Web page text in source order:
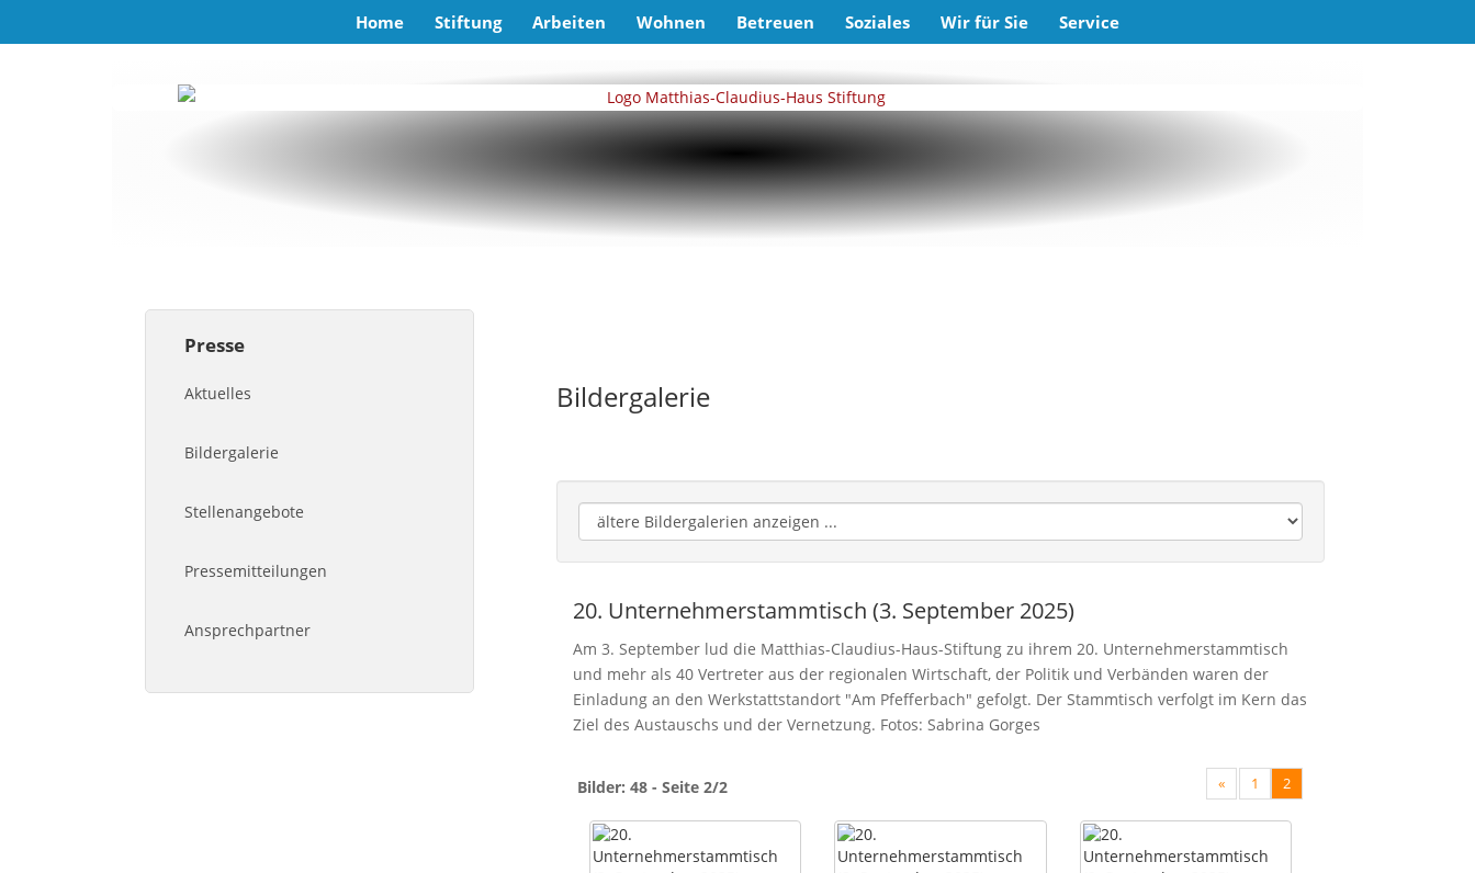
Home Stiftung Arbeiten Wohnen Betreuen Soziales Wir für Sie Service
Presse
Aktuelles
Bildergalerie
Stellenangebote
Pressemitteilungen
Ansprechpartner
Bildergalerie
20. Unternehmerstammtisch (3. September 2025)
Am 3. September lud die Matthias-Claudius-Haus-Stiftung zu ihrem 20. Unternehmerstammtisch
und mehr als 40 Vertreter aus der regionalen Wirtschaft, der Politik und Verbänden waren der
Einladung an den Werkstattstandort "Am Pfefferbach" gefolgt. Der Stammtisch verfolgt im Kern das
Ziel des Austauschs und der Vernetzung. Fotos: Sabrina Gorges
Bilder: 48 - Seite 2/2 « 1 2